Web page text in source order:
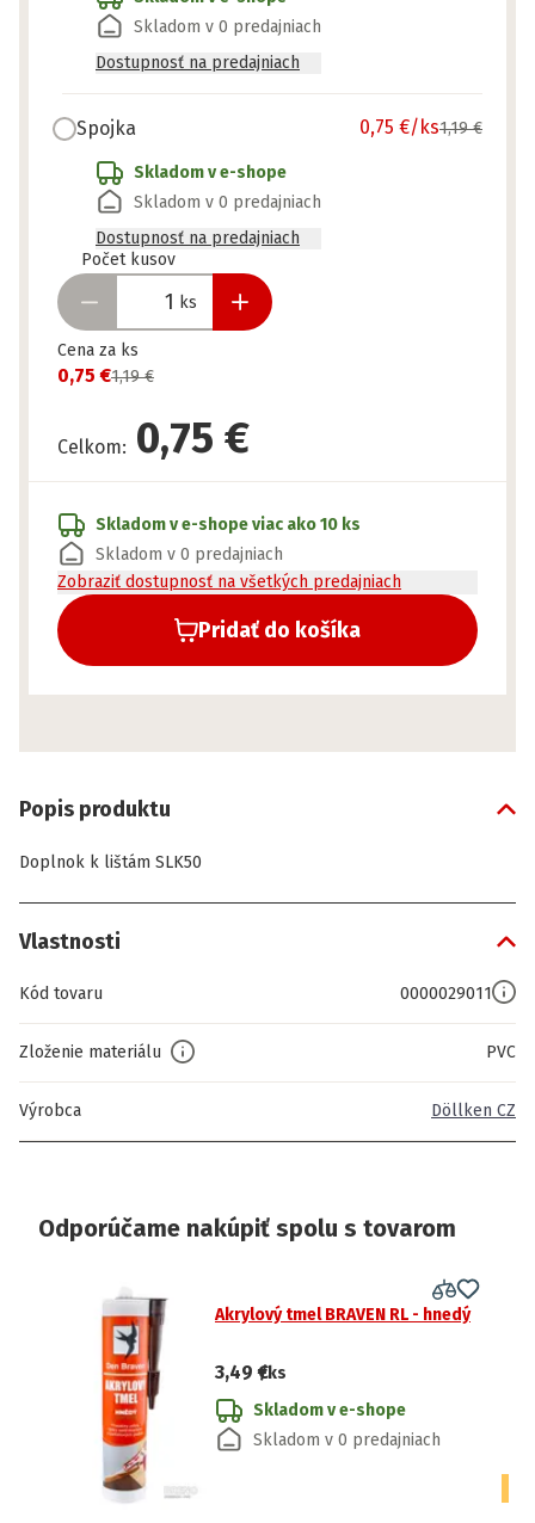
Skladom v 0 predajniach
Dostupnosť na predajniach
Spojka 0,75 €/ks1,19 €
Skladom v e-shope
Skladom v 0 predajniach
Dostupnosť na predajniach
Počet kusov
ks
Pripravené
Cena za ks
0,75 €1,19 €
Celkom: 0,75 €
Pridať do košíka
Skladom v e-shopeviac ako 10 ks
Skladom v 0 predajniach
Zobraziť dostupnosť na všetkých predajniach
Popis produktu
Doplnok k lištám SLK50
Vlastnosti
Kód tovaru 0000029011
Zloženie materiálu PVC
Výrobca Döllken CZ
Odporúčame nakúpiť spolu s tovarom
Akrylový tmel BRAVEN RL - hnedý
3,49 €/ks
Skladom v e-shope
Skladom v 0 predajniach